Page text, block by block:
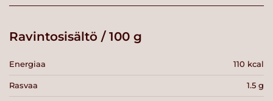
Ravintosisältö / 100 g
Energiaa 110 kcal
Rasvaa 1.5 g